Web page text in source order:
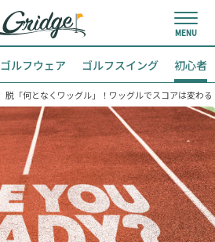
ゴルフウェア ゴルフスイング 初心者
脱「何となくワッグル」！ワッグルでスコアは変わる